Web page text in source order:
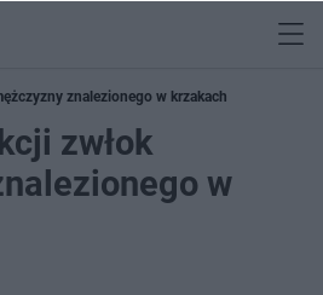
znalezionego w krzakach
zwłok
w